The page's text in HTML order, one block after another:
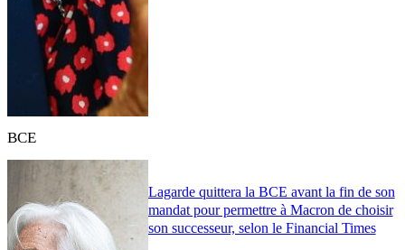
BCE
Lagarde quittera la BCE avant la fin de son
mandat pour permettre à Macron de choisir
son successeur, selon le Financial Times